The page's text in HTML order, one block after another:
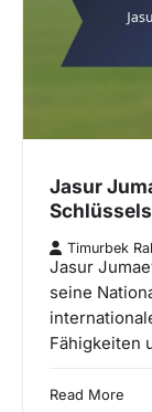
Jasur
Timurbek
Jasur
seine
Fähigkeiten
Read More